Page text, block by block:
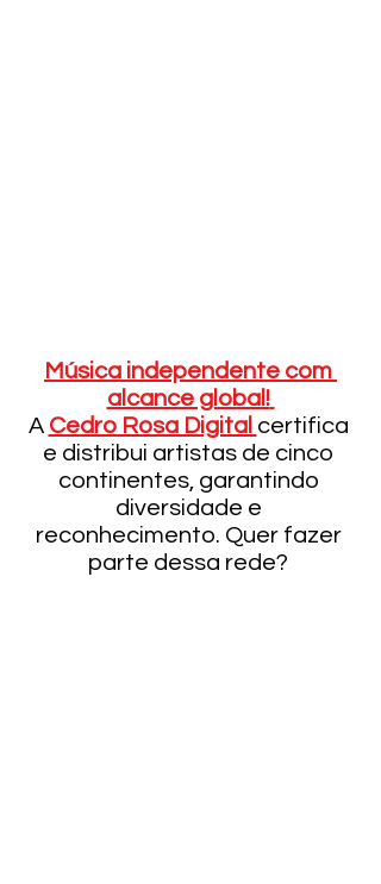
Música independente com
alcance global!
A Cedro Rosa Digital certifica
e distribui artistas de cinco
continentes, garantindo
diversidade e
reconhecimento. Quer fazer
parte dessa rede?